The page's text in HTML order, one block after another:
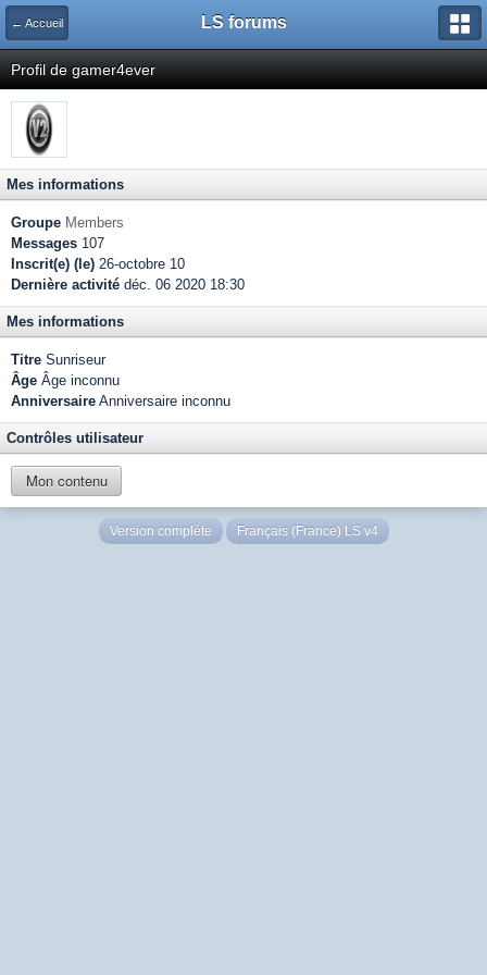
← Accueil LS forums
Profil de gamer4ever
Mes informations
Groupe Members
Messages 107
Inscrit(e) (le) 26-octobre 10
Dernière activité déc. 06 2020 18:30
Mes informations
Titre Sunriseur
Âge Âge inconnu
Anniversaire Anniversaire inconnu
Contrôles utilisateur
Mon contenu
Version complète Français (France) LS v4